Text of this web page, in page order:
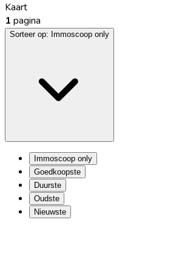
Kaart
1 pagina
Sorteer op: Immoscoop only
Immoscoop only
Goedkoopste
Duurste
Oudste
Nieuwste